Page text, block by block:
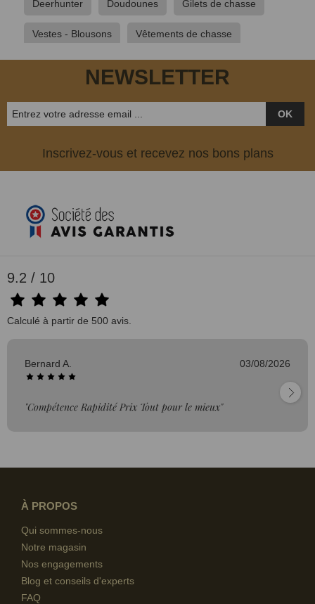
Deerhunter Doudounes Gilets de chasse
Vestes - Blousons Vêtements de chasse
NEWSLETTER
OK
Inscrivez-vous et recevez nos bons plans
9.2 / 10
Calculé à partir de 500 avis.
Bernard A. 03/08/2026
"Compétence Rapidité Prix Tout pour le mieux"
À PROPOS
Qui sommes-nous
Notre magasin
Nos engagements
Blog et conseils d'experts
FAQ